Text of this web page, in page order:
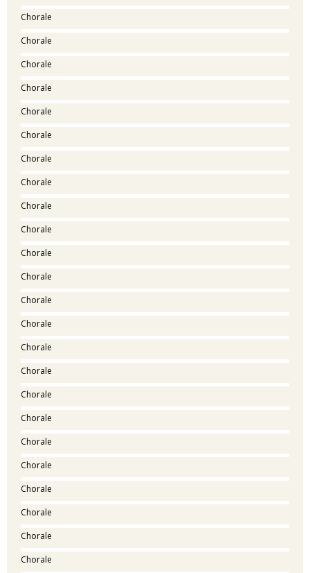
Chorale
Chorale
Chorale
Chorale
Chorale
Chorale
Chorale
Chorale
Chorale
Chorale
Chorale
Chorale
Chorale
Chorale
Chorale
Chorale
Chorale
Chorale
Chorale
Chorale
Chorale
Chorale
Chorale
Chorale